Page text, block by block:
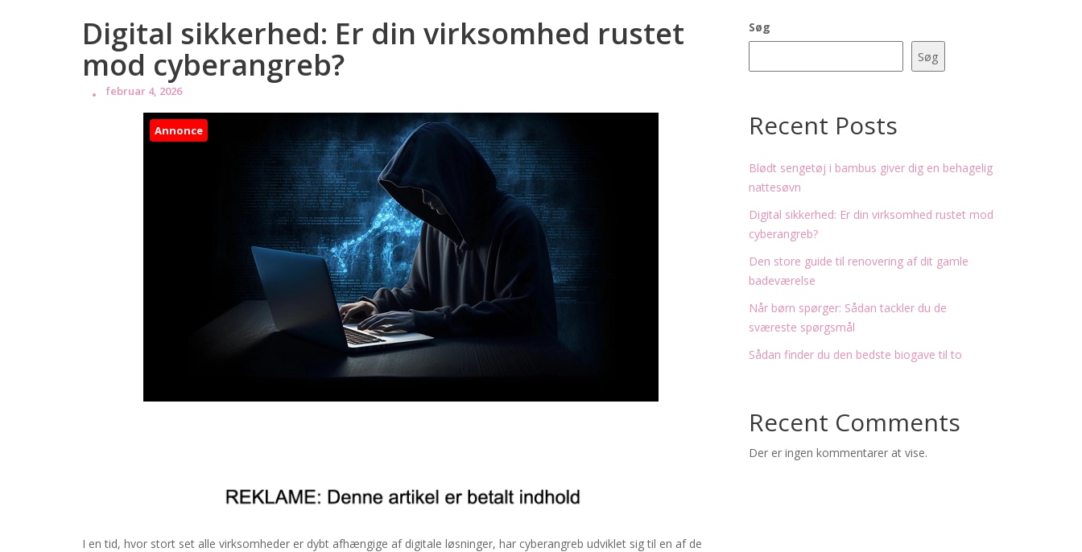
Digital sikkerhed: Er din virksomhed rustet
mod cyberangreb?
februar 4, 2026
Annonce
I en tid, hvor stort set alle virksomheder er dybt afhængige af digitale løsninger, har cyberangreb udviklet sig til en af de
Søg
Søg
Recent Posts
Blødt sengetøj i bambus giver dig en behagelig
nattesøvn
Digital sikkerhed: Er din virksomhed rustet mod
cyberangreb?
Den store guide til renovering af dit gamle
badeværelse
Når børn spørger: Sådan tackler du de
sværeste spørgsmål
Sådan finder du den bedste biogave til to
Recent Comments
Der er ingen kommentarer at vise.